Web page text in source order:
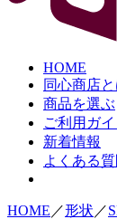
HOME
同心商店
商品を選ぶ
ご利用ガイ
新着情報
よくある質
HOME ／形状 ／